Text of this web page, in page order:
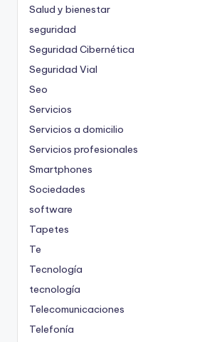
Salud y bienestar
seguridad
Seguridad Cibernética
Seguridad Vial
Seo
Servicios
Servicios a domicilio
Servicios profesionales
Smartphones
Sociedades
software
Tapetes
Te
Tecnología
tecnología
Telecomunicaciones
Telefonía